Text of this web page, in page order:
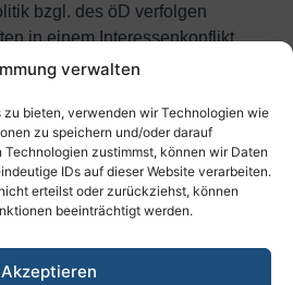
verwalten
zu bieten, verwenden wir Technologien wie
zu speichern und/oder darauf
Technologien zustimmst, können wir Daten
IDs auf dieser Website verarbeiten.
erteilst oder zurückziehst, können
beeinträchtigt werden.
Akzeptieren
bzgl. des öD verfolgen
in einem Interessenkonflikt
öD versus Höhe
strukturelle Defizite bzgl. der
Betriebsrenten des öD
bisherigen Vorgehensweise der
öffentlichen
andeuten, ist es meiner
bisherigen formalen und